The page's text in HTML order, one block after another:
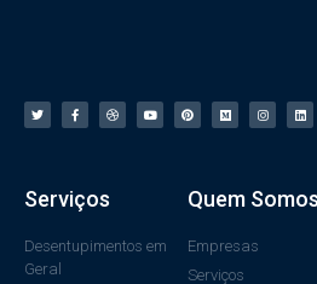
Serviços
Desentupimentos em
Geral
Quem Somos
Empresas
Serviços